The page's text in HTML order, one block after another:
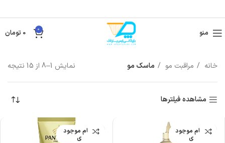
منو 0
0 تومان
خانه مراقبت مو ماسک مو نمایش 1–8 از 15 نتیجه
مشاهده فیلترها
اتمام موجود
ی
اتمام موجود
ی